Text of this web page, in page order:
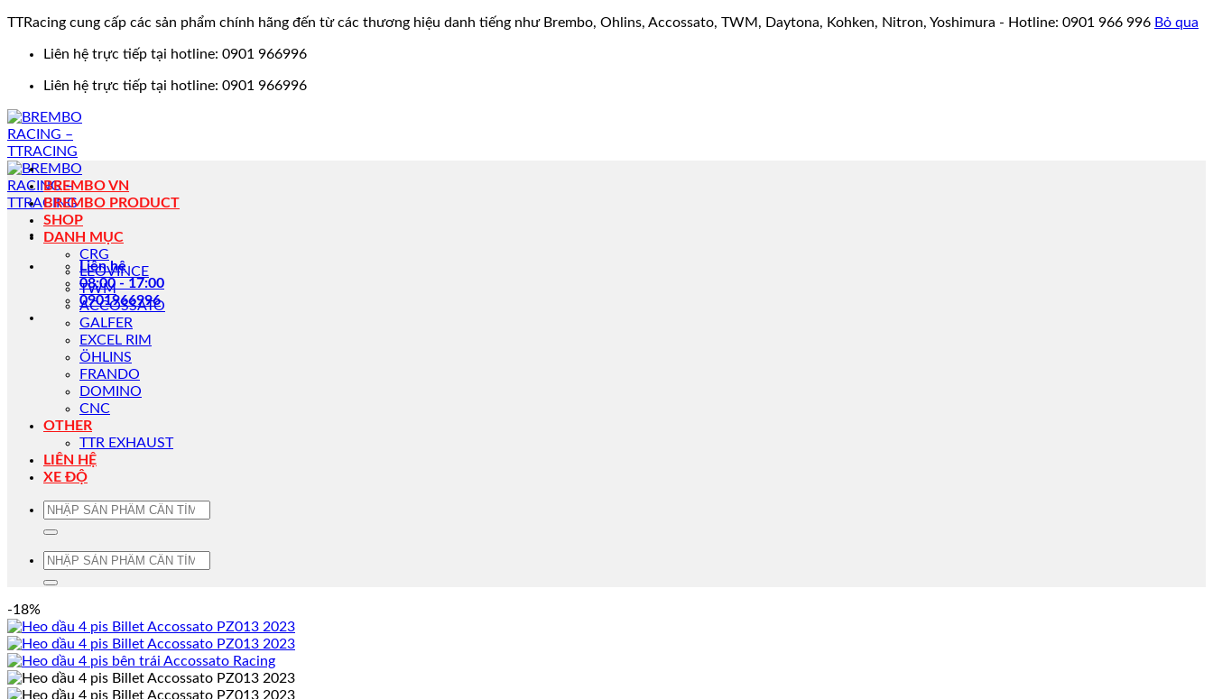
TTRacing cung cấp các sản phẩm chính hãng đến từ các thương hiệu danh tiếng như Brembo, Ohlins, Accossato, TWM, Daytona, Kohken, Nitron, Yoshimura - Hotline: 0901 966 996 Bỏ qua
Liên hệ trực tiếp tại hotline: 0901 966996
Liên hệ trực tiếp tại hotline: 0901 966996
Liên hệ
08:00 - 17:00
0901966996
BREMBO VN
BREMBO PRODUCT
SHOP
DANH MỤC
CRG
LEOVINCE
TWM
ACCOSSATO
GALFER
EXCEL RIM
ÖHLINS
FRANDO
DOMINO
CNC
OTHER
TTR EXHAUST
LIÊN HỆ
XE ĐỘ
Tìm
Tìm
-18%